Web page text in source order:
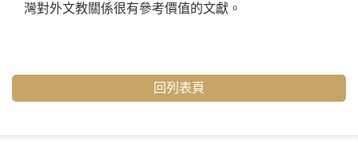
灣對外文教關係很有參考價值的文獻。
回列表頁